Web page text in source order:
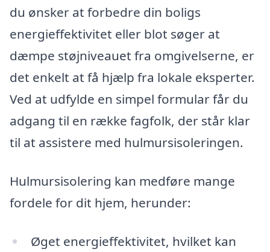
du ønsker at forbedre din boligs
energieffektivitet eller blot søger at
dæmpe støjniveauet fra omgivelserne, er
det enkelt at få hjælp fra lokale eksperter.
Ved at udfylde en simpel formular får du
adgang til en række fagfolk, der står klar
til at assistere med hulmursisoleringen.
Hulmursisolering kan medføre mange
fordele for dit hjem, herunder:
Øget energi­effektivitet, hvilket kan